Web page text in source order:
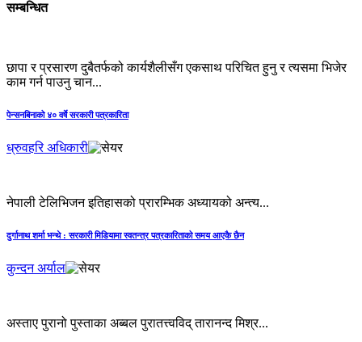
सम्बन्धित
छापा र प्रसारण दुबैतर्फको कार्यशैलीसँग एकसाथ परिचित हुनु र त्यसमा भिजेर
काम गर्न पाउनु चान...
पेन्‍सनबिनाको ४० वर्षे सरकारी पत्रकारिता
ध्रुवहरि अधिकारी
नेपाली टेलिभिजन इतिहासको प्रारम्भिक अध्यायको अन्त्य...
दुर्गानाथ शर्मा भन्थे : सरकारी मिडियामा स्वतन्त्र पत्रकारिताको समय आएकै छैन
कुन्दन अर्याल
अस्ताए पुरानो पुस्ताका अब्बल पुरातत्त्वविद् तारानन्द मिश्र...